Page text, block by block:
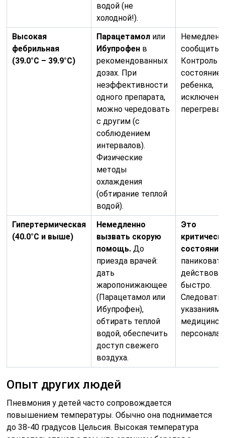
водой (не
холодной!).
Высокая
фебрильная
(39.0°C – 39.9°C)
Парацетамол или
Ибупрофен в
рекомендованных
дозах. При
неэффективности
одного препарата,
можно чередовать
с другим (с
соблюдением
интервалов).
Физические
методы
охлаждения
(обтирание теплой
водой).
сообщить
Контроль
ребенка,
перегрева.
Гипертермическая
(40.0°C и выше)
Немедленно
вызвать скорую
помощь. До
приезда врачей:
дать
жаропонижающее
(Парацетамол или
Ибупрофен),
обтирать теплой
водой, обеспечить
доступ свежего
воздуха.
Это
состояние.
быстро.
Следовать
указаниям
персонала.
Опыт других людей
Пневмония у детей часто сопровождается
повышением температуры. Обычно она поднимается
до 38-40 градусов Цельсия. Высокая температура